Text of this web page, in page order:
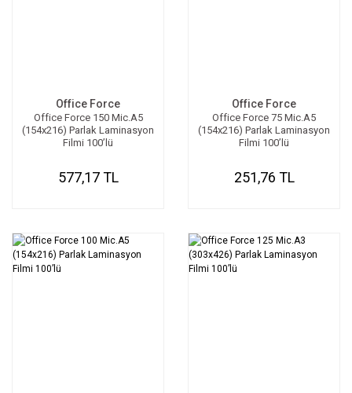
Office Force
Office Force 150 Mic.A5
(154x216) Parlak Laminasyon
Filmi 100’lü
577,17 TL
Office Force
Office Force 75 Mic.A5
(154x216) Parlak Laminasyon
Filmi 100’lü
251,76 TL